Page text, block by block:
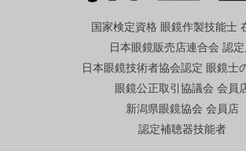
国家検定資格 眼鏡作製技能士
日本眼鏡販売店連合会 認
日本眼鏡技術者協会認定 眼鏡士
眼鏡公正取引協議会 会員
新潟県眼鏡協会 会員店
認定補聴器技能者